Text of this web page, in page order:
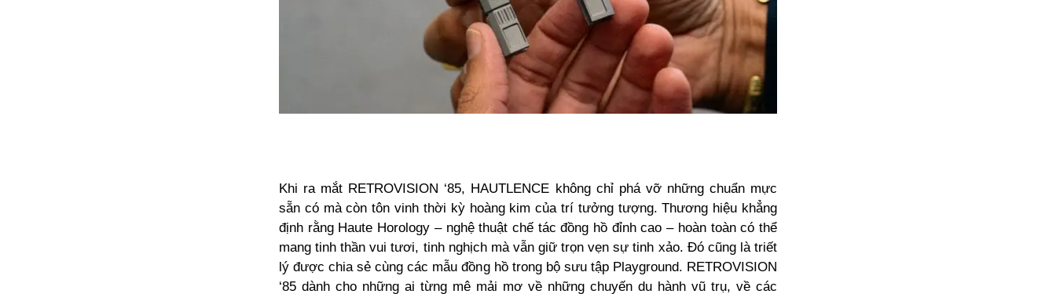
Khi ra mắt RETROVISION ‘85, HAUTLENCE không chỉ phá vỡ những chuẩn mực
sẵn có mà còn tôn vinh thời kỳ hoàng kim của trí tưởng tượng. Thương hiệu khẳng
định rằng Haute Horology – nghệ thuật chế tác đồng hồ đỉnh cao – hoàn toàn có thể
mang tinh thần vui tươi, tinh nghịch mà vẫn giữ trọn vẹn sự tinh xảo. Đó cũng là triết
lý được chia sẻ cùng các mẫu đồng hồ trong bộ sưu tập Playground. RETROVISION
‘85 dành cho những ai từng mê mải mơ về những chuyến du hành vũ trụ, về các